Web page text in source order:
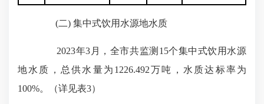
(二) 集中式饮用水源地水质
2023年3月，全市共监测15个集中式饮用水源
地水质，总供水量为1226.492万吨，水质达标率为
100%。（详见表3）